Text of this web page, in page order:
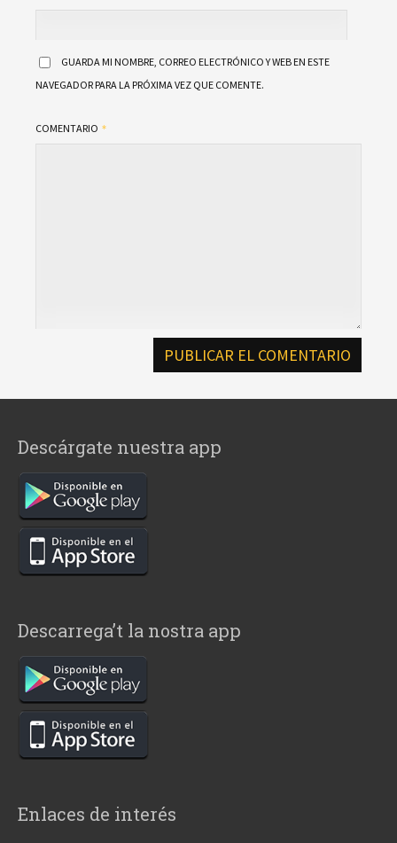
GUARDA MI NOMBRE, CORREO ELECTRÓNICO Y WEB EN ESTE
NAVEGADOR PARA LA PRÓXIMA VEZ QUE COMENTE.
COMENTARIO
Descárgate nuestra app
Descarrega’t la nostra app
Enlaces de interés